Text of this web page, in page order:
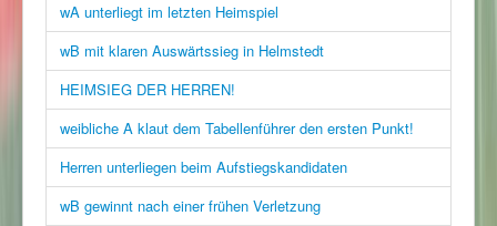
wA unterliegt im letzten Heimspiel
wB mit klaren Auswärtssieg in Helmstedt
HEIMSIEG DER HERREN!
weibliche A klaut dem Tabellenführer den ersten Punkt!
Herren unterliegen beim Aufstiegskandidaten
wB gewinnt nach einer frühen Verletzung